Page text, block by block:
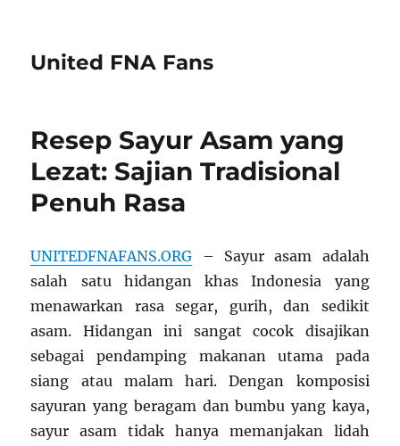
United FNA Fans
Resep Sayur Asam yang
Lezat: Sajian Tradisional
Penuh Rasa
UNITEDFNAFANS.ORG – Sayur asam adalah
salah satu hidangan khas Indonesia yang
menawarkan rasa segar, gurih, dan sedikit
asam. Hidangan ini sangat cocok disajikan
sebagai pendamping makanan utama pada
siang atau malam hari. Dengan komposisi
sayuran yang beragam dan bumbu yang kaya,
sayur asam tidak hanya memanjakan lidah